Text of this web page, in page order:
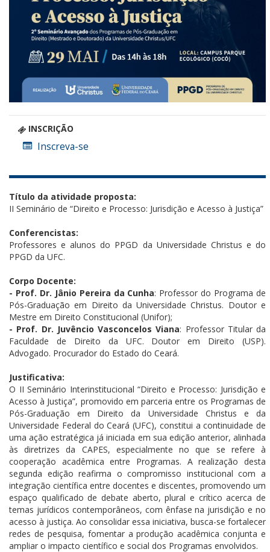
INSCRIÇÃO
Inscreva-se
Título da atividade proposta:
II Seminário de “Direito e Processo: Jurisdição e Acesso à Justiça”
Conferencistas:
Professores e alunos do PPGD da Universidade Christus e do
PPGD da UFC.
Corpo Docente:
- Prof. Dr. Jânio Pereira da Cunha: Professor do Programa de
Pós-Graduação em Direito da Universidade Christus. Doutor e
Mestre em Direito Constitucional (Unifor);
- Prof. Dr. Juvêncio Vasconcelos Viana: Professor Titular da
Faculdade de Direito da UFC. Doutor em Direito (USP).
Advogado. Procurador do Estado do Ceará.
Justificativa:
O II Seminário Interinstitucional “Direito e Processo: Jurisdição e
Acesso à Justiça”, promovido em parceria entre os Programas de
Pós-Graduação em Direito da Universidade Christus e da
Universidade Federal do Ceará (UFC), constitui a continuidade de
uma ação estratégica já iniciada em sua edição anterior, alinhada
às diretrizes da CAPES, especialmente no que se refere à
cooperação acadêmica entre Programas. A realização desta
segunda edição reafirma o compromisso institucional com a
integração científica entre docentes e discentes, promovendo um
espaço qualificado de debate aberto, plural e crítico acerca de
temas jurídicos contemporâneos, com ênfase na jurisdição e no
acesso à justiça. Ao consolidar essa iniciativa, busca-se fortalecer
redes de pesquisa, fomentar a produção acadêmica conjunta e
ampliar o impacto científico e social dos Programas envolvidos.